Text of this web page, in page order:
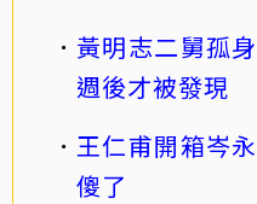
黃明志二舅孤
週後才被發現
王仁甫開箱岑
傻了